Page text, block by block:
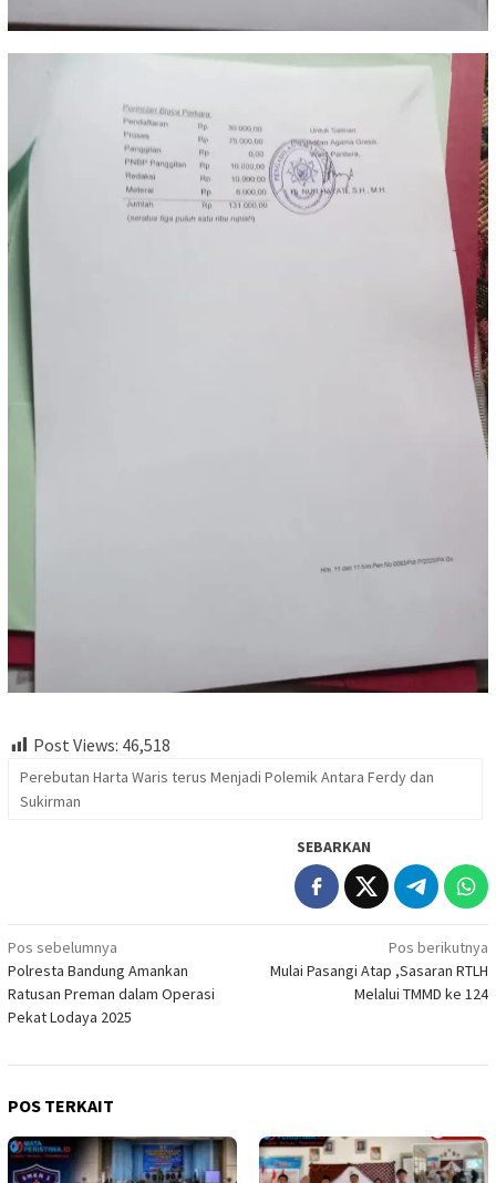
Post Views: 46,518
Perebutan Harta Waris terus Menjadi Polemik Antara Ferdy dan
Sukirman
SEBARKAN
Navigasi
pos
Pos sebelumnya
Polresta Bandung Amankan
Ratusan Preman dalam Operasi
Pekat Lodaya 2025
Pos berikutnya
Mulai Pasangi Atap ,Sasaran RTLH
Melalui TMMD ke 124
POS TERKAIT